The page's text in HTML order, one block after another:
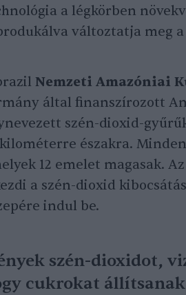
a légkörben
változtatja meg
Nemzeti Amazóniai
által finanszírozott
szén-dioxid-
északra.
12 emelet magasak.
a szén-dioxid
indul be.
szén-dioxidot,
cukrokat állítsanak